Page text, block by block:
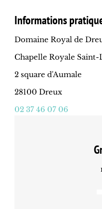
Informations
Domaine Royal de
Chapelle Royale Saint-
2 square d'Aumale
28100 Dreux
02 37 46 07 06